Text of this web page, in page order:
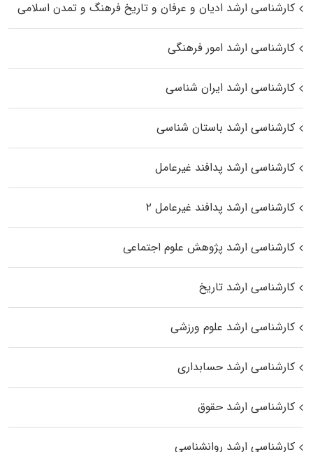
کارشناسی ارشد ادیان و عرفان و تاریخ فرهنگ و تمدن اسلامی
کارشناسی ارشد امور فرهنگی
کارشناسی ارشد ایران شناسی
کارشناسی ارشد باستان شناسی
کارشناسی ارشد پدافند غیرعامل
کارشناسی ارشد پدافند غیرعامل ۲
کارشناسی ارشد پژوهش علوم اجتماعی
کارشناسی ارشد تاریخ
کارشناسی ارشد علوم ورزشی
کارشناسی ارشد حسابداری
کارشناسی ارشد حقوق
کارشناسی ارشد روانشناسی